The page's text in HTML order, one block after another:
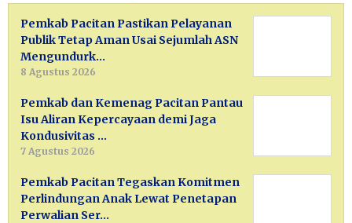
Pemkab Pacitan Pastikan Pelayanan
Publik Tetap Aman Usai Sejumlah ASN
Mengundurk…
8 Agustus 2026
Pemkab dan Kemenag Pacitan Pantau
Isu Aliran Kepercayaan demi Jaga
Kondusivitas …
7 Agustus 2026
Pemkab Pacitan Tegaskan Komitmen
Perlindungan Anak Lewat Penetapan
Perwalian Ser…